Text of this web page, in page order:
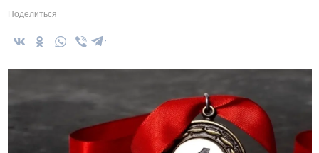
Поделиться